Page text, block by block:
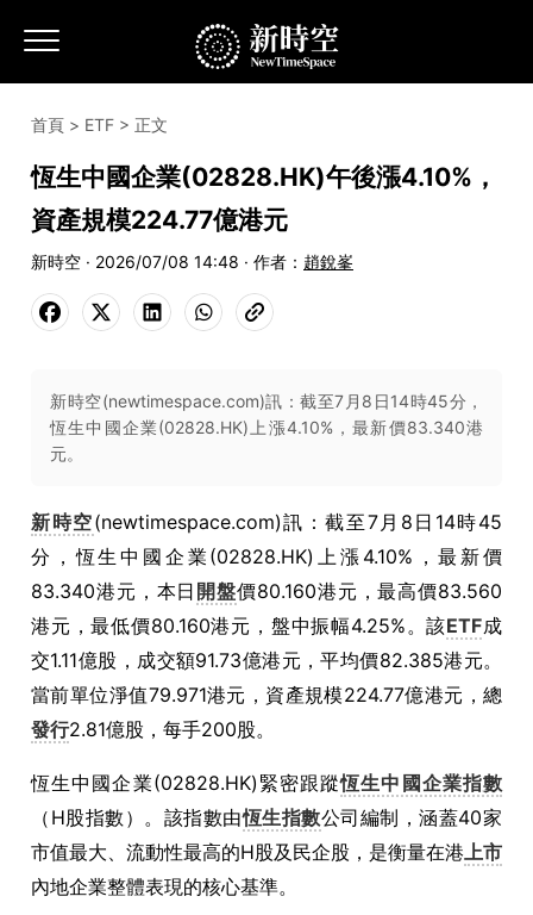
首頁 > ETF > 正文
恆生中國企業(02828.HK)午後漲4.10%，
資產規模224.77億港元
新時空 · 2026/07/08 14:48 · 作者： 趙銳峯
新時空(newtimespace.com)訊：截至7月8日14時45分，
恆生中國企業(02828.HK)上漲4.10%，最新價83.340港
元。
新時空(newtimespace.com)訊：截至7月8日14時45
分，恆生中國企業(02828.HK)上漲4.10%，最新價
83.340港元，本日 開盤價80.160港元，最高價83.560
港元，最低價80.160港元，盤中振幅4.25%。該ETF成
交1.11億股，成交額91.73億港元，平均價82.385港元。
當前單位淨值79.971港元，資產規模224.77億港元，總
發行2.81億股，每手200股。
恆生中國企業(02828.HK)緊密跟蹤恆生中國企業指數
（H股指數）。該指數由恆生指數公司編制，涵蓋40家
市值最大、流動性最高的H股及民企股，是衡量在港上市
內地企業整體表現的核心基準。